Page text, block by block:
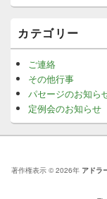
カテゴリー
ご連絡
その他行事
パセージのお知ら
定例会のお知らせ
著作権表示 © 2026年 アドラ